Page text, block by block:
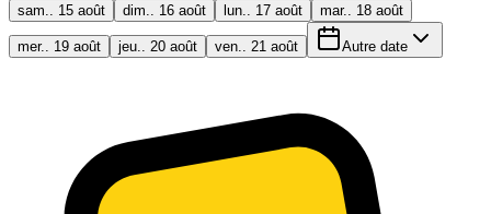
sam.. 15 août
dim.. 16 août lun.. 17 août mar.. 18 août
mer.. 19 août jeu.. 20 août ven.. 21 août Autre date